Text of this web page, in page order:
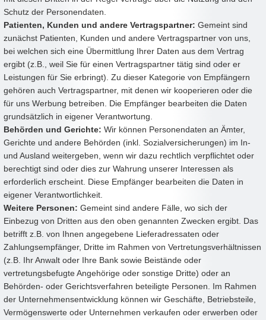
Schutz der Personendaten.
Patienten, Kunden und andere Vertragspartner: Gemeint sind
zunächst Patienten, Kunden und andere Vertragspartner von uns,
bei welchen sich eine Übermittlung Ihrer Daten aus dem Vertrag
ergibt (z.B., weil Sie für einen Vertragspartner tätig sind oder er
Leistungen für Sie erbringt). Zu dieser Kategorie von Empfängern
gehören auch Vertragspartner, mit denen wir kooperieren oder die
für uns Werbung betreiben. Die Empfänger bearbeiten die Daten
grundsätzlich in eigener Verantwortung.
Behörden und Gerichte: Wir können Personendaten an Ämter,
Gerichte und andere Behörden (inkl. Sozialversicherungen) im In-
und Ausland weitergeben, wenn wir dazu rechtlich verpflichtet oder
berechtigt sind oder dies zur Wahrung unserer Interessen als
erforderlich erscheint. Diese Empfänger bearbeiten die Daten in
eigener Verantwortlichkeit.
Weitere Personen: Gemeint sind andere Fälle, wo sich der
Einbezug von Dritten aus den oben genannten Zwecken ergibt. Das
betrifft z.B. von Ihnen angegebene Lieferadressaten oder
Zahlungsempfänger, Dritte im Rahmen von Vertretungsverhältnissen
(z.B. Ihr Anwalt oder Ihre Bank sowie Beistände oder
vertretungsbefugte Angehörige oder sonstige Dritte) oder an
Behörden- oder Gerichtsverfahren beteiligte Personen. Im Rahmen
der Unternehmensentwicklung können wir Geschäfte, Betriebsteile,
Vermögenswerte oder Unternehmen verkaufen oder erwerben oder